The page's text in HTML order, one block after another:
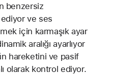
benzersiz
ve ses
için karmaşık ayar
aralığı ayarlıyor
hareketini ve pasif
olarak kontrol ediyor.